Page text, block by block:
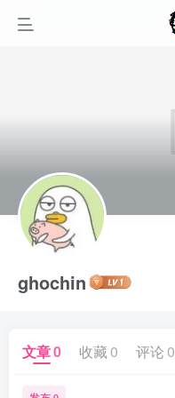
ghochin
文章0 收藏 0 评论 0